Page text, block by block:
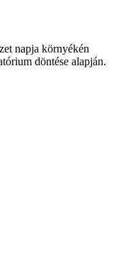
napja környékén
döntése alapján.